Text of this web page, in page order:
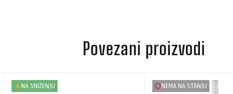
Povezani proizvodi
NA SNIŽENJU NEMA NA STANJU